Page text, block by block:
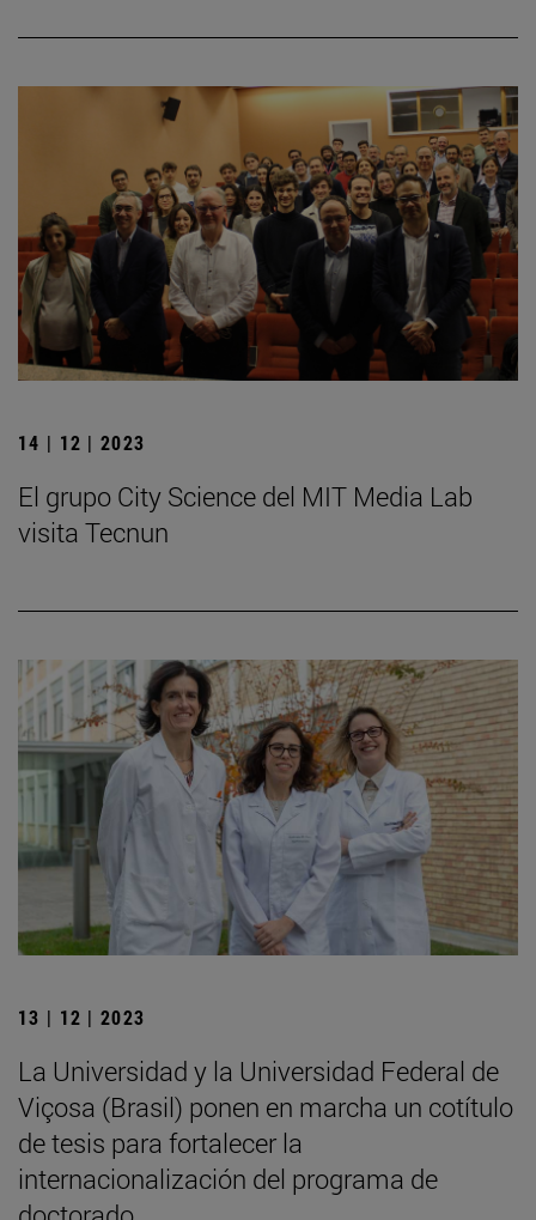
14 | 12 | 2023
El grupo City Science del MIT Media Lab
visita Tecnun
13 | 12 | 2023
La Universidad y la Universidad Federal de
Viçosa (Brasil) ponen en marcha un cotítulo
de tesis para fortalecer la
internacionalización del programa de